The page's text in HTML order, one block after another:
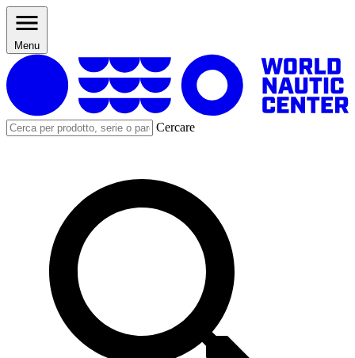
Menu
Cercare